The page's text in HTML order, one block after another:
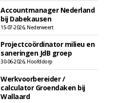
Accountmanager Nederland
bij Dabekausen
15-07-2026, Nederweert
Projectcoördinator milieu en
saneringen JdB groep
30-06-2026, Hoofddorp
Werkvoorbereider /
calculator Groendaken bij
Wallaard